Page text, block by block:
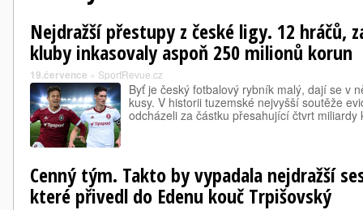
Nejdražší přestupy z české ligy. 12 hráčů,
kluby inkasovaly aspoň 250 milionů korun
19.července » SportRevue.cz
Byť je český fotbalový rybník malý, dají se v
kusy. V historii tuzemské nejvyšší soutěže
odcházeli za částku přesahující čtvrt miliardy
Cenný tým. Takto by vypadala nejdražší
které přivedl do Edenu kouč Trpišovský